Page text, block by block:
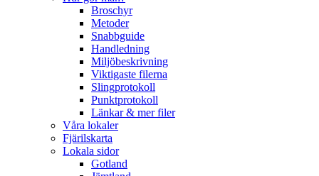
Broschyr
Metoder
Snabbguide
Handledning
Miljöbeskrivning
Viktigaste filerna
Slingprotokoll
Punktprotokoll
Länkar & mer filer
Våra lokaler
Fjärilskarta
Lokala sidor
Gotland